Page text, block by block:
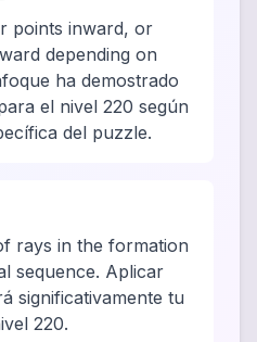
points inward, or
depending on
ha demostrado
el nivel 220 según
del puzzle.
rays in the formation
sequence. Aplicar
significativamente tu
220.